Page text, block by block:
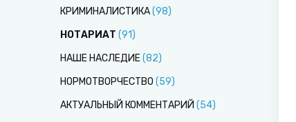
КРИМИНАЛИСТИКА(98)
НОТАРИАТ (91)
НАШЕ НАСЛЕДИЕ(82)
НОРМОТВОРЧЕСТВО (59)
АКТУАЛЬНЫЙ КОММЕНТАРИЙ (54)